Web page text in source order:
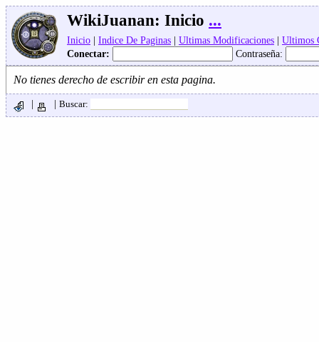
WikiJuanan: Inicio ...
Inicio | Indice De Paginas | Ultimas Modificaciones | Ultimos
Conectar:
Contraseña:
No tienes derecho de escribir en esta pagina.
| | Buscar: